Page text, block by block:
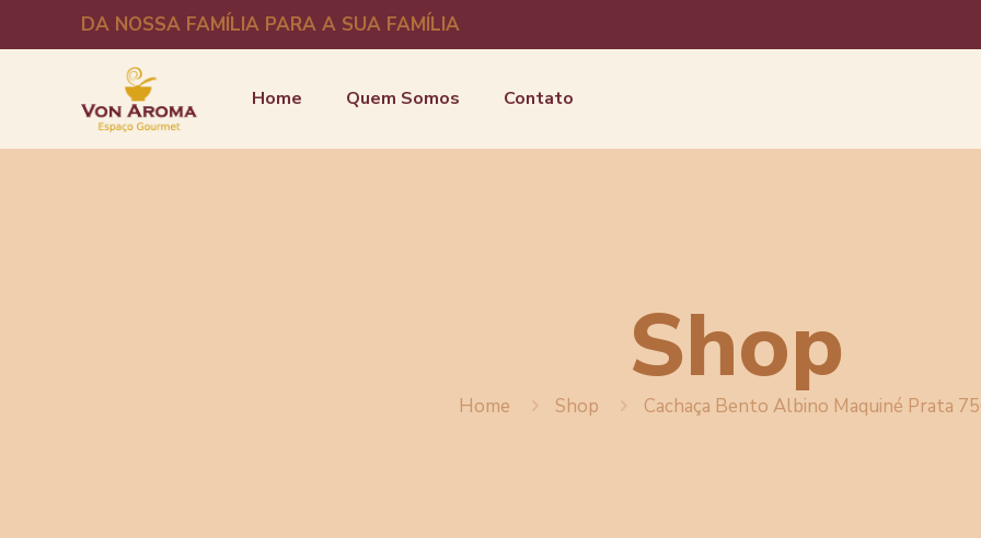
DA NOSSA FAMÍLIA PARA A SUA FAMÍLIA
Home Quem Somos Contato
Shop
Home Shop Cachaça Bento Albino Maquiné Prata